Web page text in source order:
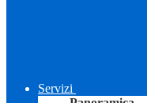
Servizi